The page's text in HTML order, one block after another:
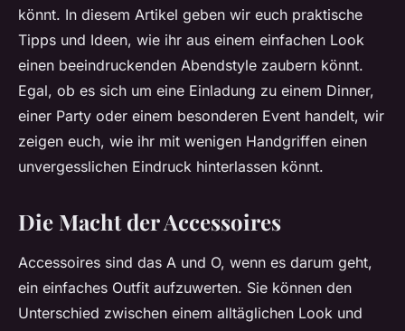
könnt. In diesem Artikel geben wir euch praktische
Tipps und Ideen, wie ihr aus einem einfachen Look
einen beeindruckenden Abendstyle zaubern könnt.
Egal, ob es sich um eine Einladung zu einem Dinner,
einer Party oder einem besonderen Event handelt, wir
zeigen euch, wie ihr mit wenigen Handgriffen einen
unvergesslichen Eindruck hinterlassen könnt.
Die Macht der Accessoires
Accessoires sind das A und O, wenn es darum geht,
ein einfaches Outfit aufzuwerten. Sie können den
Unterschied zwischen einem alltäglichen Look und